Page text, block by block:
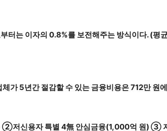
터는 이자의 0.8%를 보전해주는 방식이다. (평
가 5년간 절감할 수 있는 금융비용은 712만 원
저신용자 특별 4無 안심금융(1,000억 원) ③